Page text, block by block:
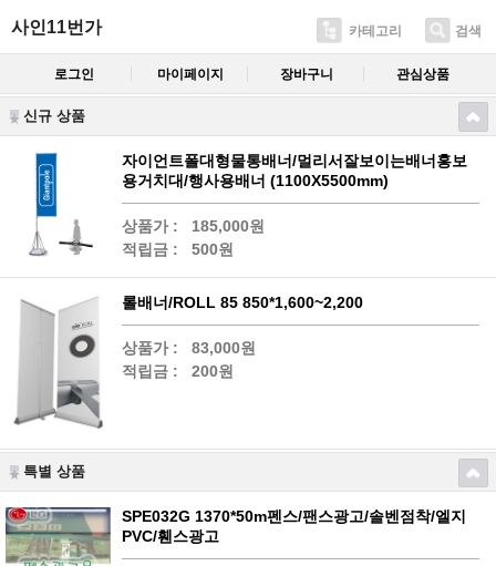
사인11번가 카테고리 검색
로그인 마이페이지 장바구니 관심상품
신규 상품
자이언트폴대형물통배너/멀리서잘보이는배너홍보
용거치대/행사용배너 (1100X5500mm)
상품가 :
185,000원
적립금 :
500원
롤배너/ROLL 85 850*1,600~2,200
상품가 :
83,000원
적립금 :
200원
특별 상품
SPE032G 1370*50m펜스/팬스광고/솔벤점착/엘지
PVC/휀스광고